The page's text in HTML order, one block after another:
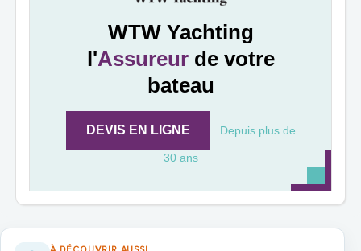
WTW Yachting
l'Assureurde votre
bateau
DEVIS EN LIGNE Depuis plus de
30 ans